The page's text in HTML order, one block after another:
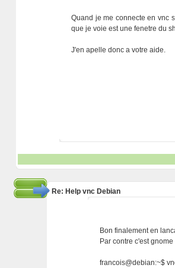
Quand je me connecte en vnc
que je voie est une fenetre du
J'en apelle donc a votre aide.
Re: Help vnc Debian
Bon finalement en
Par contre c'est
francois@debian:~$